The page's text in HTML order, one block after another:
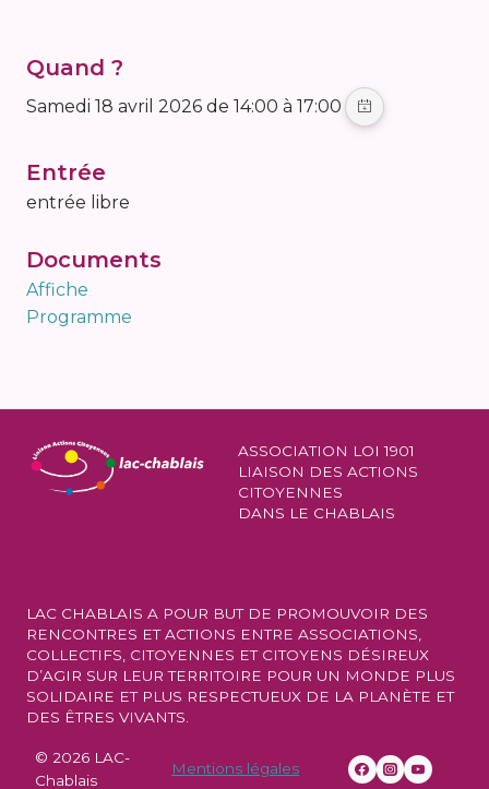
Quand ?
samedi 18 avril 2026 de 14:00 à 17:00
Entrée
entrée libre
Documents
Affiche
Programme
ASSOCIATION LOI 1901
LIAISON DES ACTIONS
CITOYENNES
DANS LE CHABLAIS
LAC CHABLAIS A POUR BUT DE PROMOUVOIR DES
RENCONTRES ET ACTIONS ENTRE ASSOCIATIONS,
COLLECTIFS, CITOYENNES ET CITOYENS DÉSIREUX
D’AGIR SUR LEUR TERRITOIRE POUR UN MONDE PLUS
SOLIDAIRE ET PLUS RESPECTUEUX DE LA PLANÈTE ET
DES ÊTRES VIVANTS.
© 2026 LAC-
Chablais
Mentions légales